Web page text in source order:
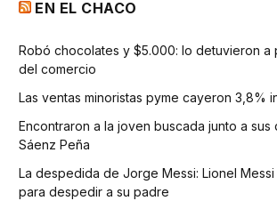
EN EL CHACO
Robó chocolates y $5.000: lo detuvieron a
del comercio
Las ventas minoristas pyme cayeron 3,8%
Encontraron a la joven buscada junto a sus
Sáenz Peña
La despedida de Jorge Messi: Lionel
para despedir a su padre